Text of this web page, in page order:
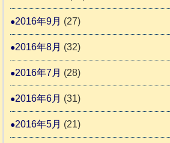
2016年9月 (27)
2016年8月 (32)
2016年7月 (28)
2016年6月 (31)
2016年5月 (21)